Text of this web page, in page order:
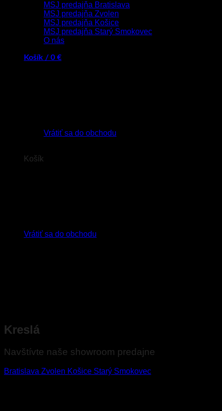
MSJ predajňa Bratislava
MSJ predajňa Zvolen
MSJ predajňa Košice
MSJ predajňa Starý Smokovec
O nás
Košík / 0 €
Vrátiť sa do obchodu
Košík
Vrátiť sa do obchodu
Kreslá
Navštívte naše showroom predajne
Bratislava Zvolen Košice Starý Smokovec